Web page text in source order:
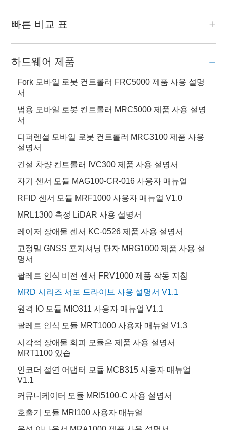
빠른 비교 표
하드웨어 제품
Fork 모바일 로봇 컨트롤러 FRC5000 제품 사용 설명
서
범용 모바일 로봇 컨트롤러 MRC5000 제품 사용 설명
서
디퍼렌셜 모바일 로봇 컨트롤러 MRC3100 제품 사용
설명서
건설 차량 컨트롤러 IVC300 제품 사용 설명서
자기 센서 모듈 MAG100-CR-016 사용자 매뉴얼
RFID 센서 모듈 MRF1000 사용자 매뉴얼 V1.0
MRL1300 측정 LiDAR 사용 설명서
레이저 장애물 센서 KC-0526 제품 사용 설명서
고정밀 GNSS 포지셔닝 단자 MRG1000 제품 사용 설
명서
팔레트 인식 비전 센서 FRV1000 제품 작동 지침
MRD 시리즈 서보 드라이브 사용 설명서 V1.1
원격 IO 모듈 MIO311 사용자 매뉴얼 V1.1
팔레트 인식 모듈 MRT1000 사용자 매뉴얼 V1.3
시각적 장애물 회피 모듈은 제품 사용 설명서
MRT1100 있습
인코더 절연 어댑터 모듈 MCB315 사용자 매뉴얼
V1.1
커뮤니케이터 모듈 MRI5100-C 사용 설명서
호출기 모듈 MRI100 사용자 매뉴얼